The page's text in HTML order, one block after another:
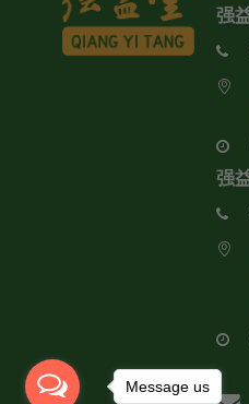
强
强
Message us